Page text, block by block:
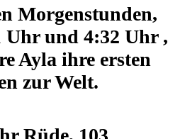
Morgenstunden,
Uhr und 4:32 Uhr ,
Ayla ihre ersten
zur Welt.